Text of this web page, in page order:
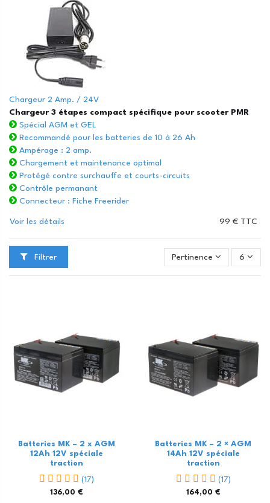
Chargeur 2 Amp. / 24V
Chargeur 3 étapes compact spécifique pour scooter PMR
Spécial AGM et GEL
Recommandé pour les batteries de 10 à 26 Ah
Ampérage : 2 amp.
Chargement et maintenance optimal
Protégé contre surchauffe et courts-circuits
Contrôle permanant
Connecteur : Fiche Freerider
Voir les détails 99 € TTC
Filtrer Pertinence 6
Batteries MK – 2 x AGM
12Ah 12V spéciale
traction
(17)
136,00 €
Batteries MK – 2 × AGM
14Ah 12V spéciale
traction
(17)
164,00 €